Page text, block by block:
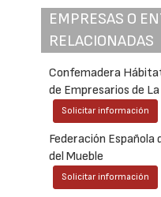
EMPRESAS O
RELACIONADAS
Confemadera
de Empresarios de
Solicitar información
Federación
del Mueble
Solicitar información